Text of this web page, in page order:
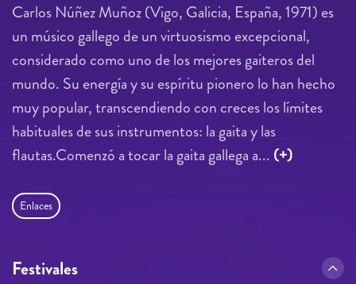
Carlos Núñez Muñoz (Vigo, Galicia, España, 1971) es
un músico gallego de un virtuosismo excepcional,
considerado como uno de los mejores gaiteros del
mundo. Su energía y su espíritu pionero lo han hecho
muy popular, transcendiendo con creces los límites
habituales de sus instrumentos: la gaita y las
flautas.Comenzó a tocar la gaita gallega a... (+)
Enlaces
Festivales